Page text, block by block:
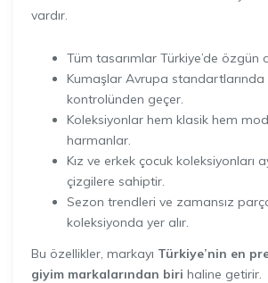
vardır.
Tüm tasarımlar Türkiye’de özgün
Kumaşlar Avrupa standartlarında
kontrolünden geçer.
Koleksiyonlar hem klasik hem
harmanlar.
Kız ve erkek çocuk koleksiyonları
çizgilere sahiptir.
Sezon trendleri ve zamansız
koleksiyonda yer alır.
Bu özellikler, markayı Türkiye’nin en
giyim markalarından biri haline getirir.